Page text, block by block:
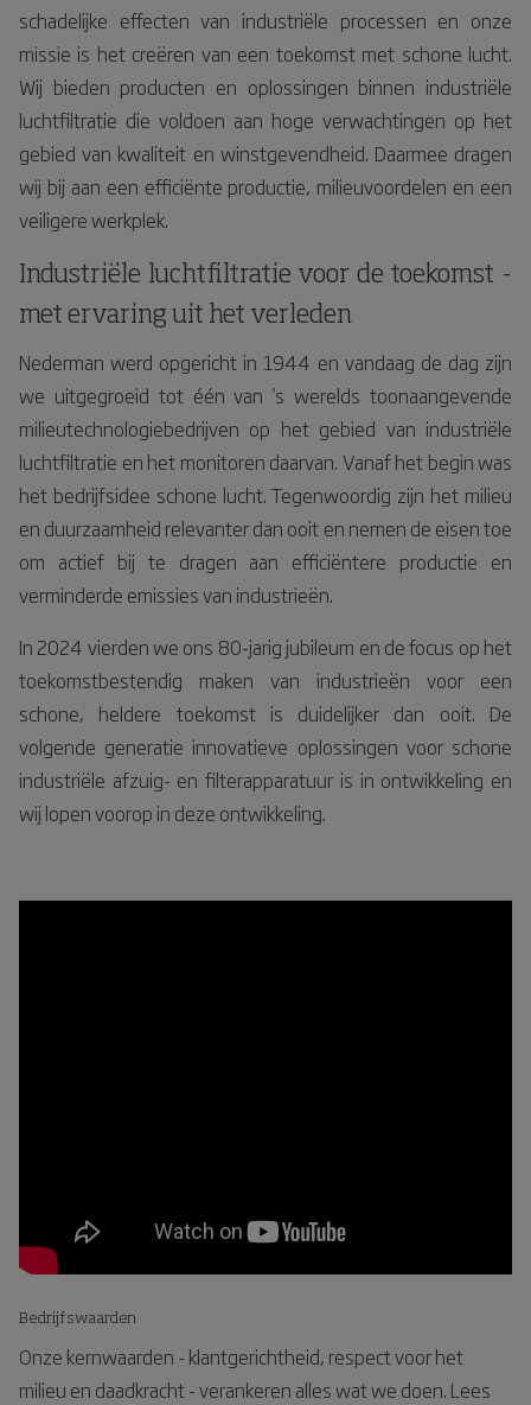
schadelijke effecten van industriële processen en onze
missie is het creëren van een toekomst met schone lucht.
Wij bieden producten en oplossingen binnen industriële
luchtfiltratie die voldoen aan hoge verwachtingen op het
gebied van kwaliteit en winstgevendheid. Daarmee dragen
wij bij aan een efficiënte productie, milieuvoordelen en een
veiligere werkplek.
Industriële luchtfiltratie voor de toekomst -
met ervaring uit het verleden
Nederman werd opgericht in 1944 en vandaag de dag zijn
we uitgegroeid tot één van 's werelds toonaangevende
milieutechnologiebedrijven op het gebied van industriële
luchtfiltratie en het monitoren daarvan. Vanaf het begin was
het bedrijfsidee schone lucht. Tegenwoordig zijn het milieu
en duurzaamheid relevanter dan ooit en nemen de eisen toe
om actief bij te dragen aan efficiëntere productie en
verminderde emissies van industrieën.
In 2024 vierden we ons 80-jarig jubileum en de focus op het
toekomstbestendig maken van industrieën voor een
schone, heldere toekomst is duidelijker dan ooit. De
volgende generatie innovatieve oplossingen voor schone
industriële afzuig- en filterapparatuur is in ontwikkeling en
wij lopen voorop in deze ontwikkeling.
Bedrijfswaarden
Onze kernwaarden - klantgerichtheid, respect voor het
milieu en daadkracht - verankeren alles wat we doen. Lees